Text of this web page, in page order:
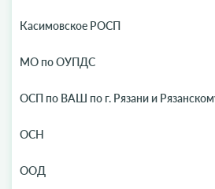
Касимовское РОСП
МО по ОУПДС
ОСП по ВАШ по г. Рязани и
ОСН
ООД